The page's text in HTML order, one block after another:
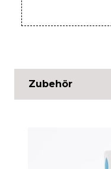
Zubehör